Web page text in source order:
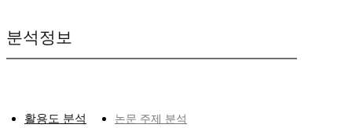
분석정보
활용도 분석
논문 주제 분석